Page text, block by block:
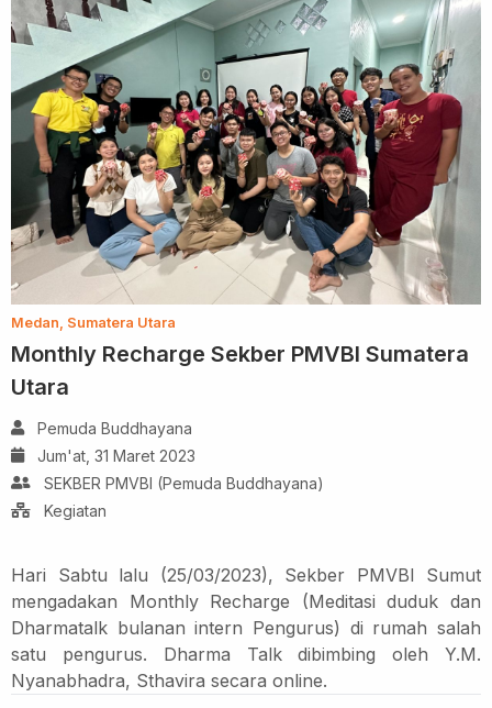
Medan, Sumatera Utara
Monthly Recharge Sekber PMVBI Sumatera
Utara
Pemuda Buddhayana
Jum'at, 31 Maret 2023
SEKBER PMVBI (Pemuda Buddhayana)
Kegiatan
Hari Sabtu lalu (25/03/2023), Sekber PMVBI Sumut
mengadakan Monthly Recharge (Meditasi duduk dan
Dharmatalk bulanan intern Pengurus) di rumah salah
satu pengurus. Dharma Talk dibimbing oleh Y.M.
Nyanabhadra, Sthavira secara online.